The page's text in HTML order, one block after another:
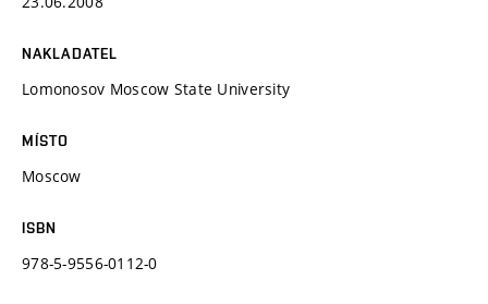
NAKLADATEL
Lomonosov Moscow State University
MÍSTO
Moscow
ISBN
978-5-9556-0112-0